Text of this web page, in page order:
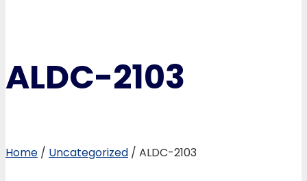
ALDC-2103
Home / Uncategorized / ALDC-2103